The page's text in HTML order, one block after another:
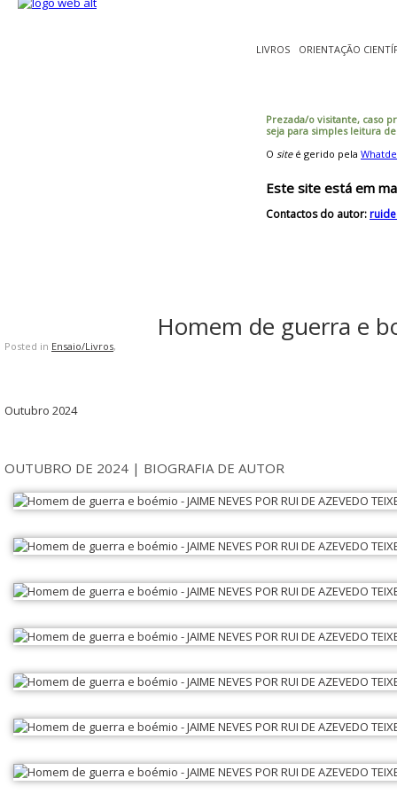
LIVROS ORIENTAÇÃO
Prezada/o visitante, caso
seja para simples leitura
O siteé gerido pela
Este site está em
Contactos do autor:
Homem de guerra e
Posted in Ensaio/Livros,
Outubro 2024
OUTUBRO DE 2024 | BIOGRAFIA DE AUTOR